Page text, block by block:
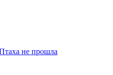
не прошла